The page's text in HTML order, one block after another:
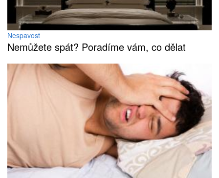
Nespavost
Nemůžete spát? Poradíme vám, co dělat